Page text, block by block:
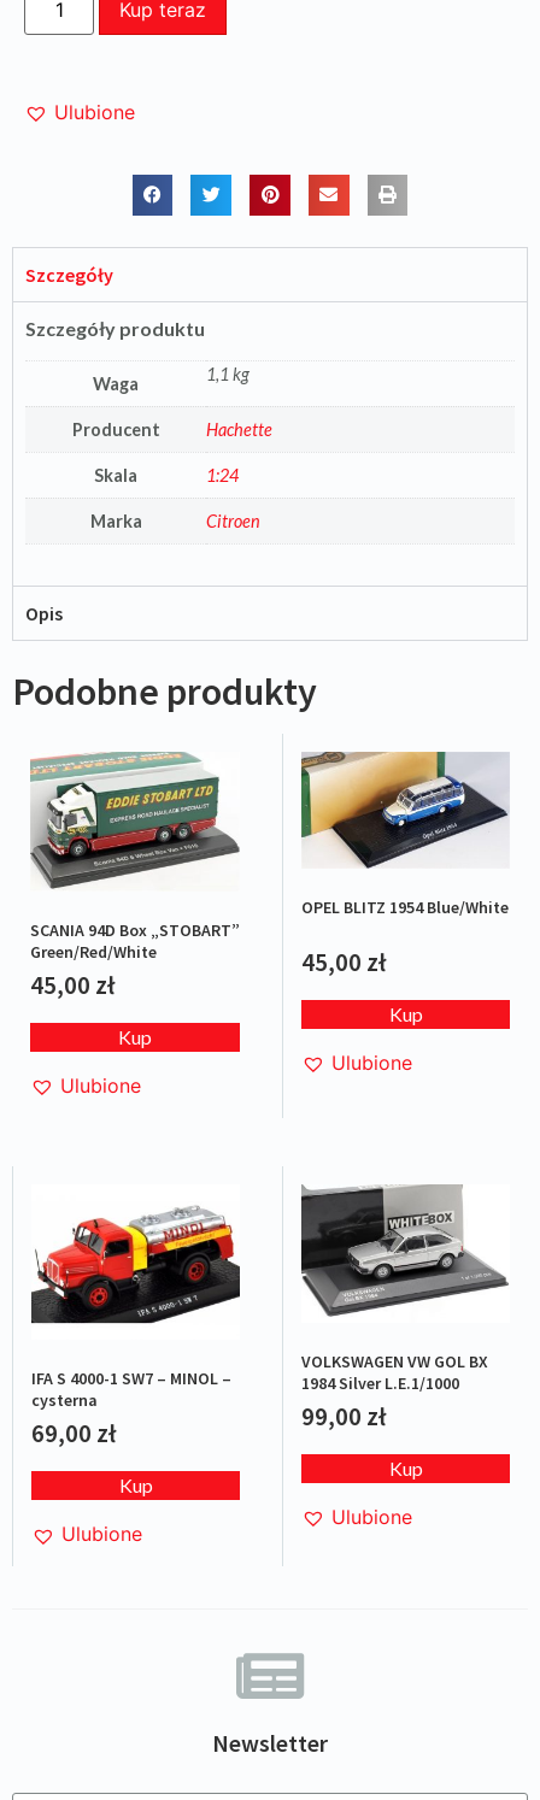
Newsletter
Kup teraz
Ulubione
Szczegóły
Szczegóły produktu
Waga 1,1 kg
Producent Hachette
Skala 1:24
Marka Citroen
Opis
Podobne produkty
SCANIA 94D Box „STOBART”
Green/Red/White
45,00 zł
Kup
Ulubione
OPEL BLITZ 1954 Blue/White
45,00 zł
Kup
Ulubione
IFA S 4000-1 SW7 – MINOL –
cysterna
69,00 zł
Kup
Ulubione
VOLKSWAGEN VW GOL BX
1984 Silver L.E.1/1000
99,00 zł
Kup
Ulubione